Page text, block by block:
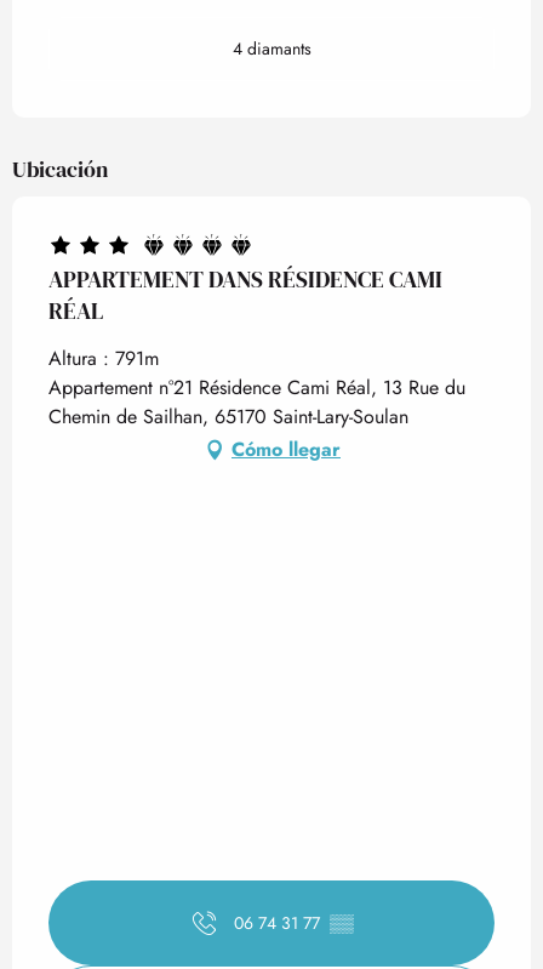
4 diamants
Ubicación
APPARTEMENT DANS RÉSIDENCE CAMI
RÉAL
Altura : 791m
Appartement n°21 Résidence Cami Réal, 13 Rue du
Chemin de Sailhan, 65170 Saint-Lary-Soulan
Cómo llegar
06 74 31 77 ▒▒